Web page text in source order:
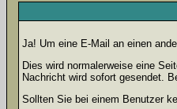
Ja! Um eine E-Mail an einen
Dies wird normalerweise eine
Nachricht wird sofort gesendet.
Sollten Sie bei einem Benutzer